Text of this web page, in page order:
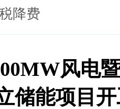
降费
风电
储能项目